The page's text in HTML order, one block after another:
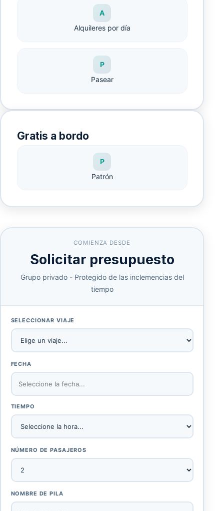
A
Alquileres por día
P
Pasear
Gratis a bordo
P
Patrón
COMIENZA DESDE
Solicitar presupuesto
Grupo privado - Protegido de las inclemencias del
tiempo
SELECCIONAR VIAJE
FECHA
TIEMPO
NÚMERO DE PASAJEROS
NOMBRE DE PILA